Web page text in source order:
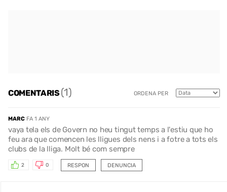
COMENTARIS(1) ORDENA PER
MARC FA 1 ANY
vaya tela els de Govern no heu tingut temps a l'estiu que ho
feu ara que comencen les lligues dels nens i a fotre a tots els
clubs de la lliga. Molt bé com sempre
RESPON
2 0 DENUNCIA